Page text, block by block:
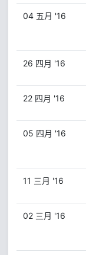
04 五月 '16
26 四月 '16
22 四月 '16
05 四月 '16
11 三月 '16
02 三月 '16